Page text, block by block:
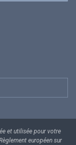
et utilisée pour votre
européen sur